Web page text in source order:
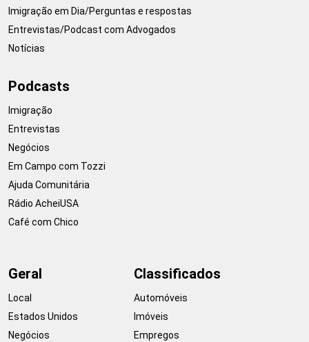
Imigração em Dia/Perguntas e respostas
Entrevistas/Podcast com Advogados
Notícias
Podcasts
Imigração
Entrevistas
Negócios
Em Campo com Tozzi
Ajuda Comunitária
Rádio AcheiUSA
Café com Chico
Geral
Local
Estados Unidos
Negócios
Classificados
Automóveis
Imóveis
Empregos